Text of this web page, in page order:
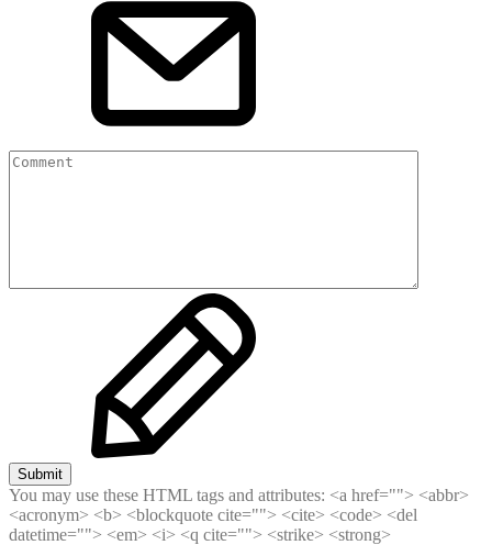
Submit
You may use these HTML tags and attributes: <a href=""> <abbr>
<acronym> <b> <blockquote cite=""> <cite> <code> <del
datetime=""> <em> <i> <q cite=""> <strike> <strong>